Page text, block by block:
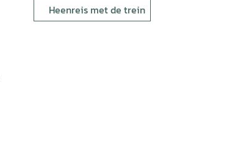
Heenreis met de trein